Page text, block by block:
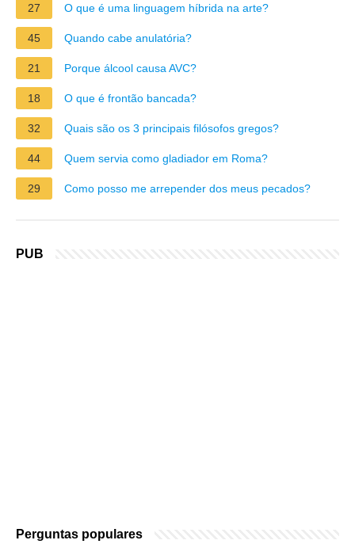
27 O que é uma linguagem híbrida na arte?
45 Quando cabe anulatória?
21 Porque álcool causa AVC?
18 O que é frontão bancada?
32 Quais são os 3 principais filósofos gregos?
44 Quem servia como gladiador em Roma?
29 Como posso me arrepender dos meus pecados?
PUB
Perguntas populares